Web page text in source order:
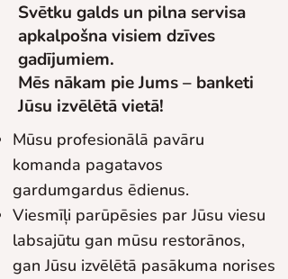
Svētku galds un pilna servisa
apkalpošna visiem dzīves
gadījumiem.
Mēs nākam pie Jums – banketi
Jūsu izvēlētā vietā!
Mūsu profesionālā pavāru
komanda pagatavos
gardumgardus ēdienus.
Viesmīļi parūpēsies par Jūsu viesu
labsajūtu gan mūsu restorānos,
gan Jūsu izvēlētā pasākuma norises